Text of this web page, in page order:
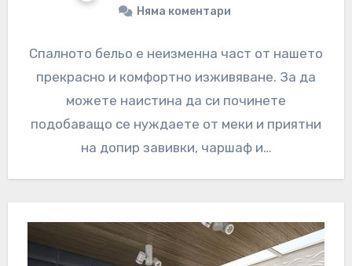
Няма коментари
Спалното бельо е неизменна част от нашето
прекрасно и комфортно изживяване. За да
можете наистина да си починете
подобаващо се нуждаете от меки и приятни
на допир завивки, чаршаф и…